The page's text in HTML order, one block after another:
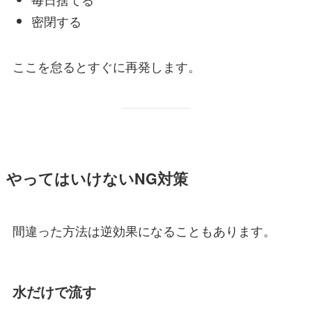
密閉する
ここを怠るとすぐに再発します。
やってはいけないNG対策
間違った方法は逆効果になることもあります。
水だけで流す